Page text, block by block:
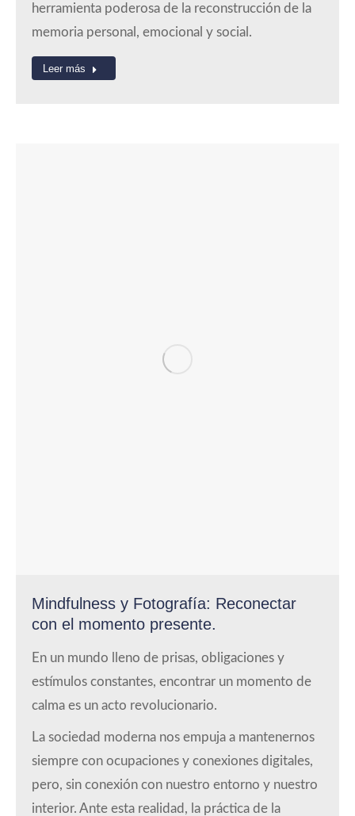
herramienta poderosa de la reconstrucción de la
memoria personal, emocional y social.
Leer más
Mindfulness y Fotografía: Reconectar
con el momento presente.
En un mundo lleno de prisas, obligaciones y
estímulos constantes, encontrar un momento de
calma es un acto revolucionario.
La sociedad moderna nos empuja a mantenernos
siempre con ocupaciones y conexiones digitales,
pero, sin conexión con nuestro entorno y nuestro
interior. Ante esta realidad, la práctica de la